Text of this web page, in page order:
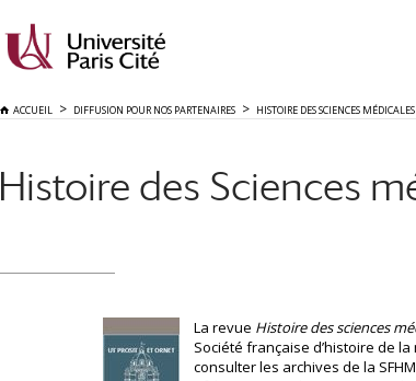
ACCUEIL DIFFUSION POUR NOS PARTENAIRES HISTOIRE DES SCIENCES MÉDICALES
Histoire des Sciences
La revue Histoire des sciences
Société française d’histoire de la
consulter les archives de la